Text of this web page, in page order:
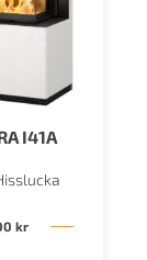
till 65 900 kr
I41A
kr